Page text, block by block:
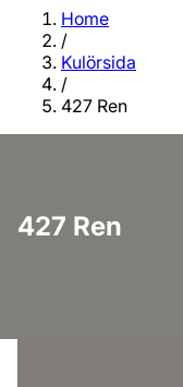
Home
/
Kulörsida
/
427 Ren
427 Ren